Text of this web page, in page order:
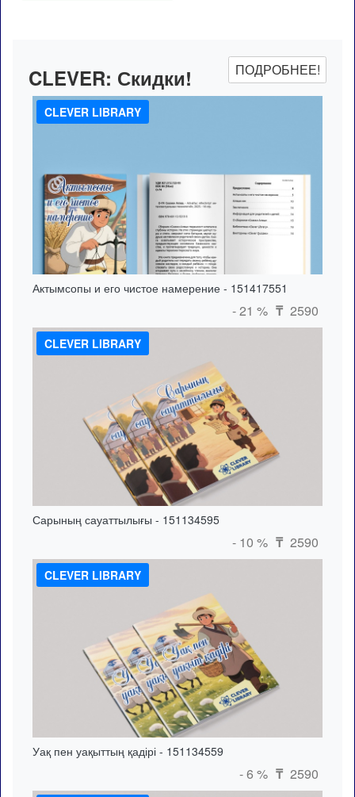
CLEVER: Скидки! ПОДРОБНЕЕ!
CLEVER LIBRARY
Актымсопы и его чистое намерение - 151417551
- 21 % ₸ 2590
CLEVER LIBRARY
Сарының сауаттылығы - 151134595
- 10 % ₸ 2590
CLEVER LIBRARY
Уақ пен уақыттың қадірі - 151134559
- 6 % ₸ 2590